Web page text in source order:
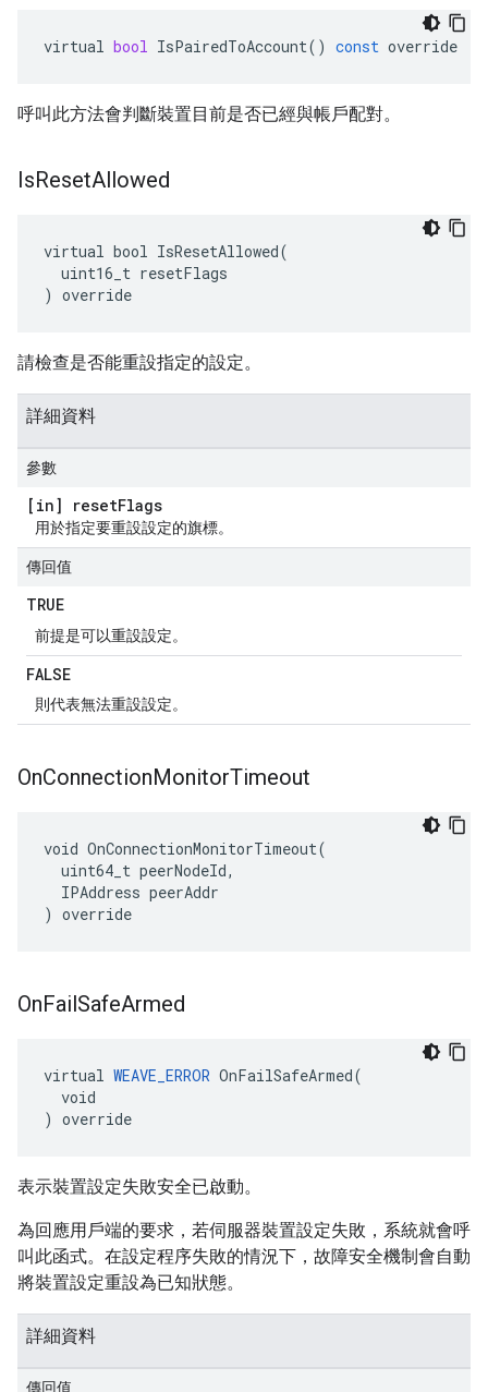
virtual bool IsPairedToAccount() const override
呼叫此方法會判斷裝置目前是否已經與帳戶配對。
IsResetAllowed
virtual bool IsResetAllowed(
  uint16_t resetFlags
) override
請檢查是否能重設指定的設定。
詳細資料
參數
[in] resetFlags
用於指定要重設設定的旗標。
傳回值
TRUE
前提是可以重設設定。
FALSE
則代表無法重設設定。
OnConnectionMonitorTimeout
void OnConnectionMonitorTimeout(
  uint64_t peerNodeId,
  IPAddress peerAddr
) override
OnFailSafeArmed
virtual WEAVE_ERROR OnFailSafeArmed(
  void
) override
表示裝置設定失敗安全已啟動。
為回應用戶端的要求，若伺服器裝置設定失敗，系統就會呼
叫此函式。在設定程序失敗的情況下，故障安全機制會自動
將裝置設定重設為已知狀態。
詳細資料
傳回值